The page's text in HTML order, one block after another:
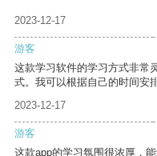
2023-12-17
游客
这款学习软件的学习方式非常
式。我可以根据自己的时间安
2023-12-17
游客
这款app的学习氛围很浓厚，